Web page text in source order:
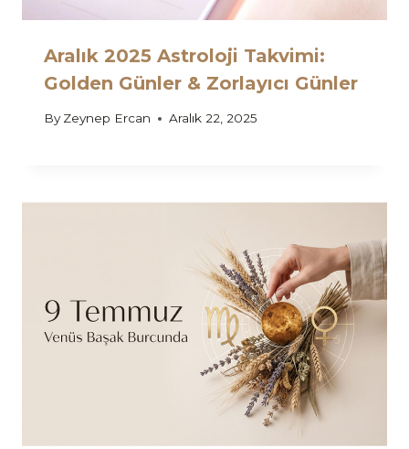
Aralık 2025 Astroloji Takvimi:
Golden Günler & Zorlayıcı Günler
By Zeynep Ercan Aralık 22, 2025